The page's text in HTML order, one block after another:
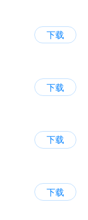
下载
下载
下载
下载